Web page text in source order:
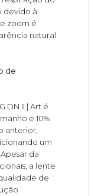
devido à
zoom é
natural
de
DN II | Art é
e 10%
anterior,
um
da
a lente
de